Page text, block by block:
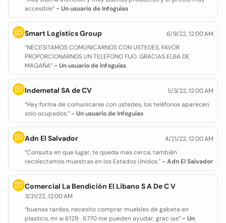
accesible” - Un usuario de Infoguías
Smart Logistics Group
6/9/22, 12:00 AM
“NECESITAMOS COMUNICARNOS CON USTEDES, FAVOR
PROPORCIONARNOS UN TELEFONO FIJO. GRACIAS ELBA DE
MAGAÑA” - Un usuario de Infoguías
Indemetal SA de CV
5/3/22, 12:00 AM
“Hay forma de comunicarse con ustedes, los teléfonos aparecen
solo ocupados.” - Un usuario de Infoguías
Adn El Salvador
4/21/22, 12:00 AM
“Consulta en que lugar, te queda mas cerca, también
recolectamos muestras en los Estados Unidos.” - Adn El Salvador
Comercial La Bendición El Libano S A De C V
3/31/22, 12:00 AM
“buenas tardes, necesito comprar muebles de gabeta en
plastico, mi w 6129 . 6770 me pueden ayudar, grac ias” - Un